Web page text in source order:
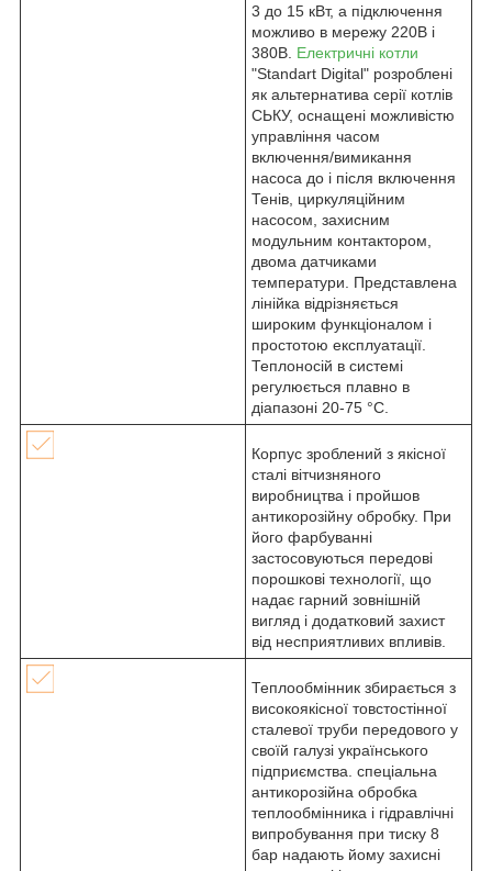
3 до 15 кВт, а підключення
можливо в мережу 220В і
380В. Електричні котли
"Standart Digital" розроблені
як альтернатива серії котлів
СЬКУ, оснащені можливістю
управління часом
включення/вимикання
насоса до і після включення
Тенів, циркуляційним
насосом, захисним
модульним контактором,
двома датчиками
температури. Представлена
лінійка відрізняється
широким функціоналом і
простотою експлуатації.
Теплоносій в системі
регулюється плавно в
діапазоні 20-75 °С.
Корпус зроблений з якісної
сталі вітчизняного
виробництва і пройшов
антикорозійну обробку. При
його фарбуванні
застосовуються передові
порошкові технології, що
надає гарний зовнішній
вигляд і додатковий захист
від несприятливих впливів.
Теплообмінник збирається з
високоякісної товстостінної
сталевої труби передового у
своїй галузі українського
підприємства. спеціальна
антикорозійна обробка
теплообмінника і гідравлічні
випробування при тиску 8
бар надають йому захисні